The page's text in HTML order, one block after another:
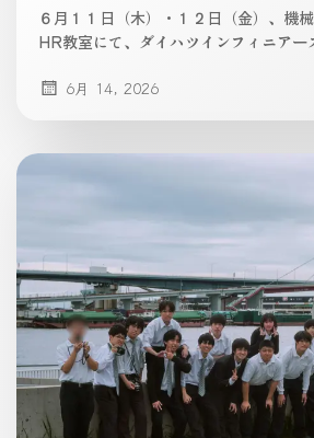
６月１１日（木）・１２日（金）、機
HR教室にて、ダイハツインフィニア
6月 14, 2026